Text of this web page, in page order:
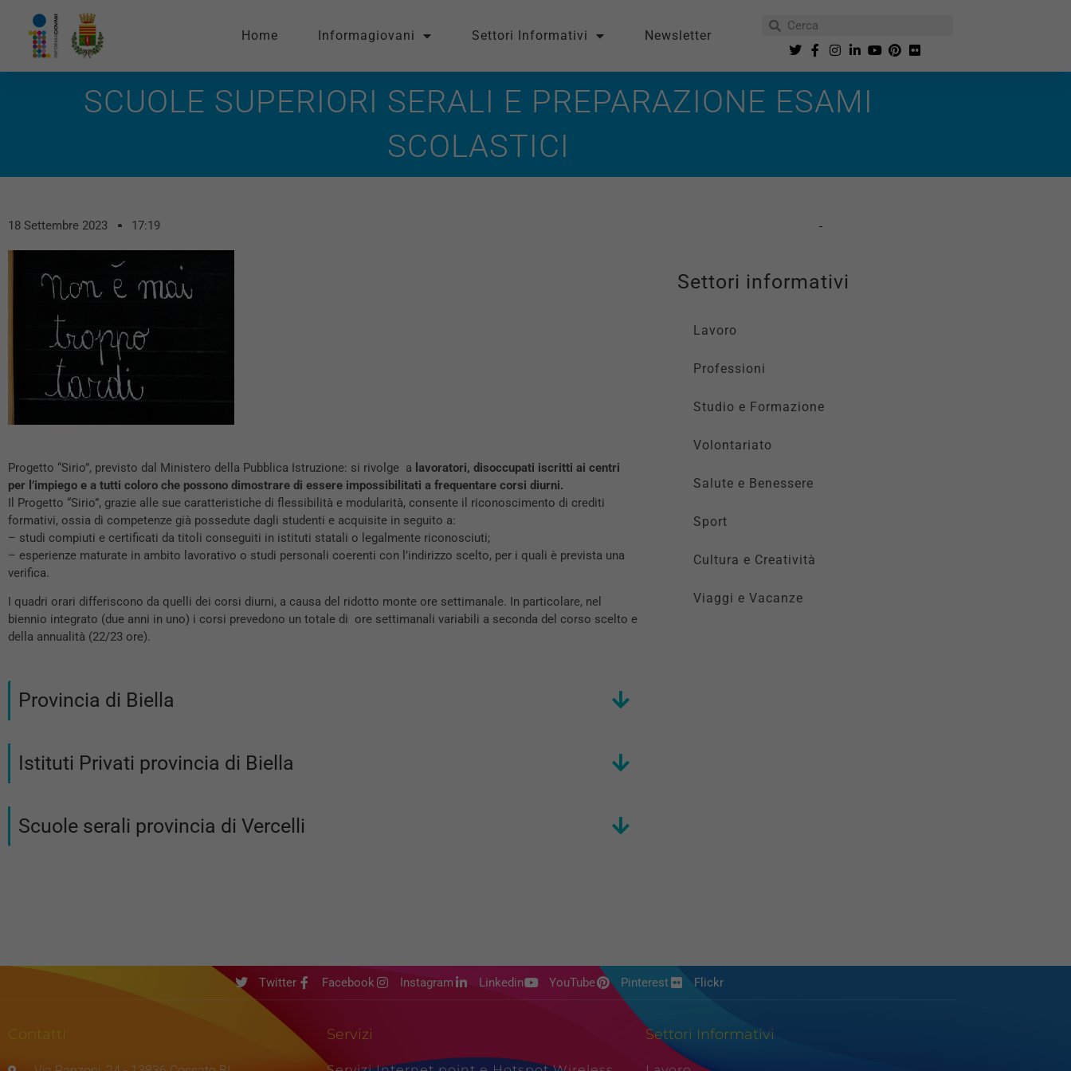
Home Informagiovani Settori Informativi Newsletter
SCUOLE SUPERIORI SERALI E PREPARAZIONE ESAMI
SCOLASTICI
18 Settembre 2023 17:19
Progetto “Sirio”, previsto dal Ministero della Pubblica Istruzione: si rivolge a lavoratori, disoccupati iscritti ai centri
per l’impiego e a tutti coloro che possono dimostrare di essere impossibilitati a frequentare corsi diurni.
Il Progetto “Sirio”, grazie alle sue caratteristiche di flessibilità e modularità, consente il riconoscimento di crediti
formativi, ossia di competenze già possedute dagli studenti e acquisite in seguito a:
– studi compiuti e certificati da titoli conseguiti in istituti statali o legalmente riconosciuti;
– esperienze maturate in ambito lavorativo o studi personali coerenti con l’indirizzo scelto, per i quali è prevista una
verifica.
I quadri orari differiscono da quelli dei corsi diurni, a causa del ridotto monte ore settimanale. In particolare, nel
biennio integrato (due anni in uno) i corsi prevedono un totale di ore settimanali variabili a seconda del corso scelto e
della annualità (22/23 ore).
Provincia di Biella
Istituti Privati provincia di Biella
Scuole serali provincia di Vercelli
Settori informativi
Lavoro
Professioni
Studio e Formazione
Volontariato
Salute e Benessere
Sport
Cultura e Creatività
Viaggi e Vacanze
Twitter Facebook Instagram Linkedin YouTube Pinterest Flickr
Contatti Servizi Settori Informativi